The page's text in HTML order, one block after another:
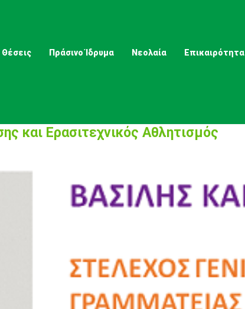
Θέσεις Πράσινο Ίδρυμα Νεολαία Επικαιρότητα
και Ερασιτεχνικός Αθλητισμός